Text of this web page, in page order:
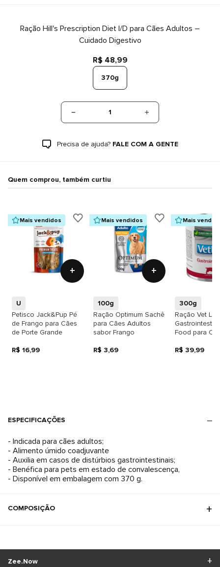
Ração Hill's Prescription Diet I/D para Cães Adultos –
Cuidado Digestivo
R$ 48,99
370g
1
Precisa de ajuda? FALE COM A GENTE
Quem comprou, também curtiu
Mais vendidos
+
U
Petisco Jack&Pup Pé
de Frango para Cães
de Porte Grande
R$ 16,99
Mais vendidos
+
100g
Ração Optimum Sachê
para Cães Adultos
sabor Frango
R$ 3,69
Mais
300g
Ração Vet
Food para
R$ 39,99
ESPECIFICAÇÕES
- Indicada para cães adultos;
- Alimento úmido coadjuvante
- Auxilia em casos de distúrbios gastrointestinais;
- Benéfica para pets em estado de convalescença,
- Disponível em embalagem com 370 g.
COMPOSIÇÃO
Zee.Now